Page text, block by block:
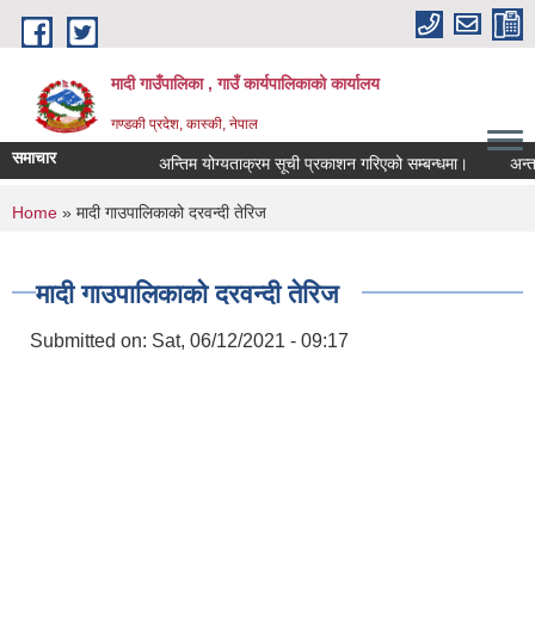
Skip to main content
मादी गाउँपालिका , गाउँ कार्यपालिकाको कार्यालय
गण्डकी प्रदेश, कास्की, नेपाल
समाचार अन्तिम योग्यताक्रम सूची प्रकाशन गरिएको सम्बन्धमा।
You are here
Home » मादी गाउपालिकाको दरवन्दी तेरिज
मादी गाउपालिकाको दरवन्दी तेरिज
Submitted on: Sat, 06/12/2021 - 09:17